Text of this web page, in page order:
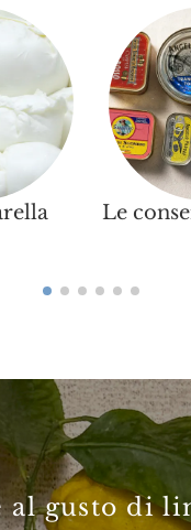
Le
al gusto di